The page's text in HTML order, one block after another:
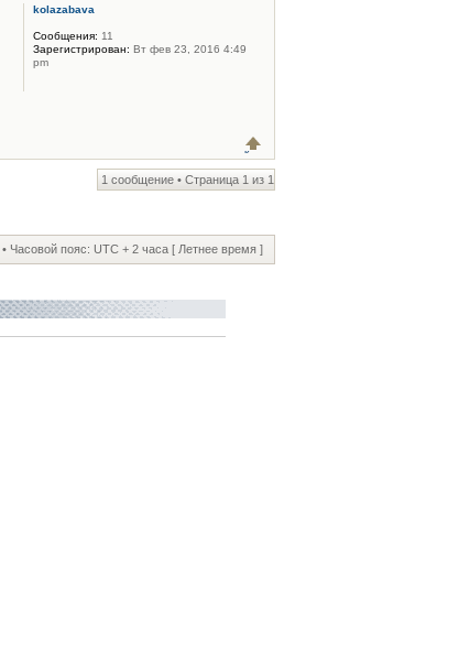
kolazabava
Сообщения: 11
Зарегистрирован: Вт фев 23, 2016 4:49
pm
1 сообщение • Страница 1 из 1
• Часовой пояс: UTC + 2 часа [ Летнее время ]